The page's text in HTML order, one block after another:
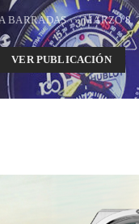
BARRADAS MARZO 8,
VER PUBLICACIÓN